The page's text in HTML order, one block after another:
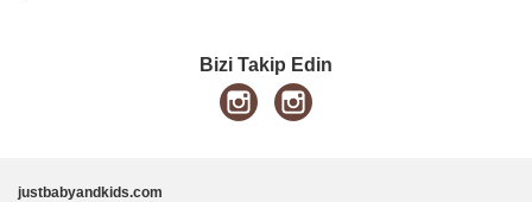
Bizi Takip Edin
justbabyandkids.com